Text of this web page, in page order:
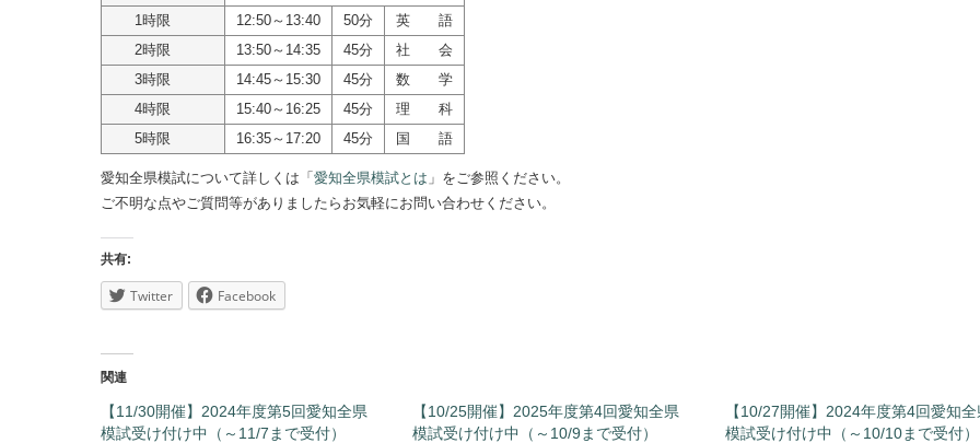
1時限
12:50～13:40 50分
英 語
2時限
13:50～14:35 45分
社 会
3時限
14:45～15:30 45分
数 学
4時限
15:40～16:25 45分
理 科
5時限
16:35～17:20 45分 国 語
愛知全県模試について詳しくは「 愛知全県模試とは 」をご参照ください。
ご不明な点やご質問等がありましたらお気軽にお問い合わせください。
共有:
Twitter Facebook
関連
【11/30開催】2024年度第5回愛知全県
模試受け付け中（～11/7まで受付）
【10/25開催】2025年度第4回愛知全県
模試受け付け中（～10/9まで受付）
【10/27開催】2024年度第4回愛知全
模試受け付け中（～10/10まで受付）